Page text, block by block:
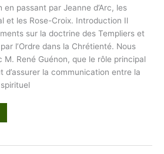
en passant par Jeanne d’Arc, les
et les Rose-Croix. Introduction Il
sur la doctrine des Templiers et
l’Ordre dans la Chrétienté. Nous
René Guénon, que le rôle principal
d’assurer la communication entre la